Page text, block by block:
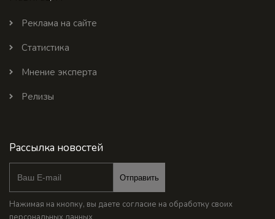
Реклама на сайте
Статистика
Мнение эксперта
Релизы
Рассылка новостей
Отправить
Нажимая на кнопку, вы даете согласие на обработку своих